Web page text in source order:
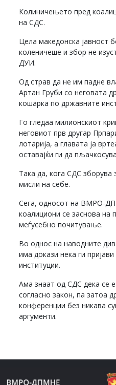
Колиничењето пред
на СДС.
Цела македонска јавност
коленичеше и збор не
ДУИ.
Од страв да не им падне
Артан Груби со неговата
кошарка по државните
Го гледаа милионскиот
неговиот прв другар
лотарија, а главата ја
оставајќи ги да
Така да, кога СДС
мисли на себе.
Сега, односот на ВМРО-
коалициони се заснова на
меѓусебно почитување.
Во однос на наводните
има докази нека ги
институции.
Ама знаат од СДС дека се
согласно закон, па затоа
конференции без никава
аргументи.